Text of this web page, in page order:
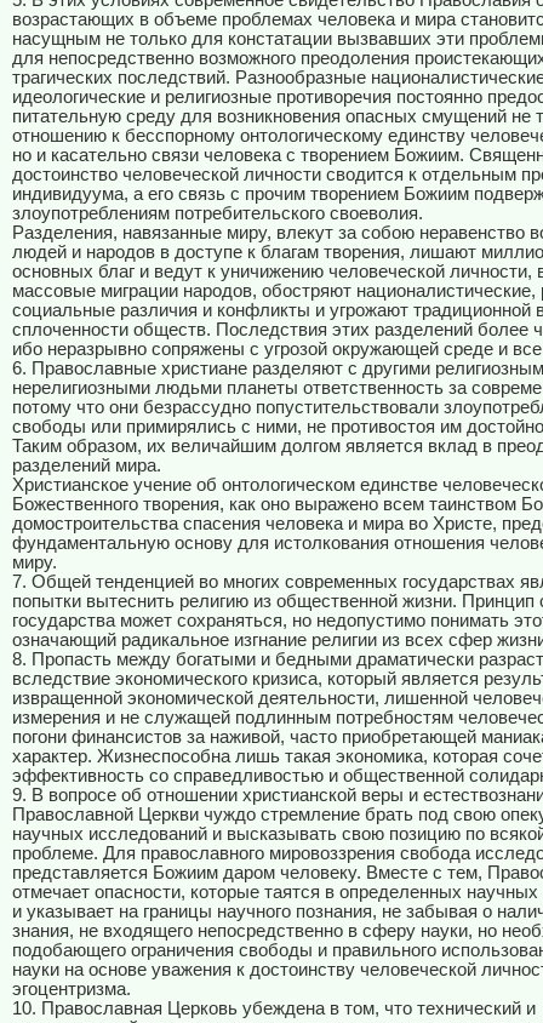
возрастающих в объеме проблемах человека и мира
насущным не только для констатации вызвавших эти
для непосредственно возможного преодоления
трагических последствий. Разнообразные
идеологические и религиозные противоречия постоянно
питательную среду для возникновения опасных смущений не
отношению к бесспорному онтологическому единству
но и касательно связи человека с творением Божиим.
достоинство человеческой личности сводится к отдельным
индивидуума, а его связь с прочим творением Божиим
злоупотреблениям потребительского своеволия.
Разделения, навязанные миру, влекут за собою неравенство
людей и народов в доступе к благам творения, лишают
основных благ и ведут к уничижению человеческой
массовые миграции народов, обостряют националистические,
социальные различия и конфликты и угрожают традиционной
сплоченности обществ. Последствия этих разделений более
ибо неразрывно сопряжены с угрозой окружающей среде и
6. Православные христиане разделяют с другими
нерелигиозными людьми планеты ответственность за
потому что они безрассудно попустительствовали
свободы или примирялись с ними, не противостоя им
Таким образом, их величайшим долгом является вклад в
разделений мира.
Христианское учение об онтологическом единстве
Божественного творения, как оно выражено всем таинством
домостроительства спасения человека и мира во Христе,
фундаментальную основу для истолкования отношения
миру.
7. Общей тенденцией во многих современных государствах
попытки вытеснить религию из общественной жизни. Принцип
государства может сохраняться, но недопустимо понимать
означающий радикальное изгнание религии из всех сфер
8. Пропасть между богатыми и бедными драматически
вследствие экономического кризиса, который является
извращенной экономической деятельности, лишенной
измерения и не служащей подлинным потребностям
погони финансистов за наживой, часто приобретающей
характер. Жизнеспособна лишь такая экономика, которая
эффективность со справедливостью и общественной
9. В вопросе об отношении христианской веры и
Православной Церкви чуждо стремление брать под свою
научных исследований и высказывать свою позицию по
проблеме. Для православного мировоззрения свобода
представляется Божиим даром человеку. Вместе с тем,
отмечает опасности, которые таятся в определенных
и указывает на границы научного познания, не забывая о
знания, не входящего непосредственно в сферу науки, но
подобающего ограничения свободы и правильного
науки на основе уважения к достоинству человеческой
эгоцентризма.
10. Православная Церковь убеждена в том, что технический и